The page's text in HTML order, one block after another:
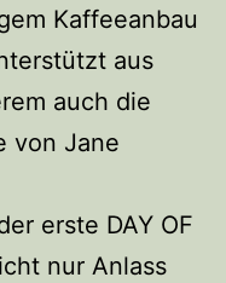
Kaffeeanbau
aus
auch die
von Jane
erste DAY OF
nur Anlass